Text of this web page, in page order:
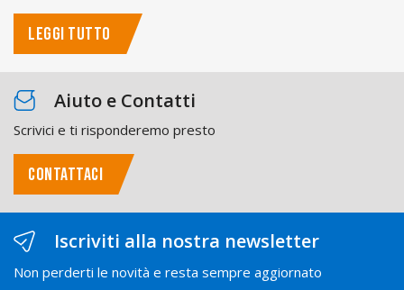
LEGGI TUTTO
Aiuto e Contatti
Scrivici e ti risponderemo presto
CONTATTACI
Iscriviti alla nostra newsletter
Non perderti le novità e resta sempre aggiornato